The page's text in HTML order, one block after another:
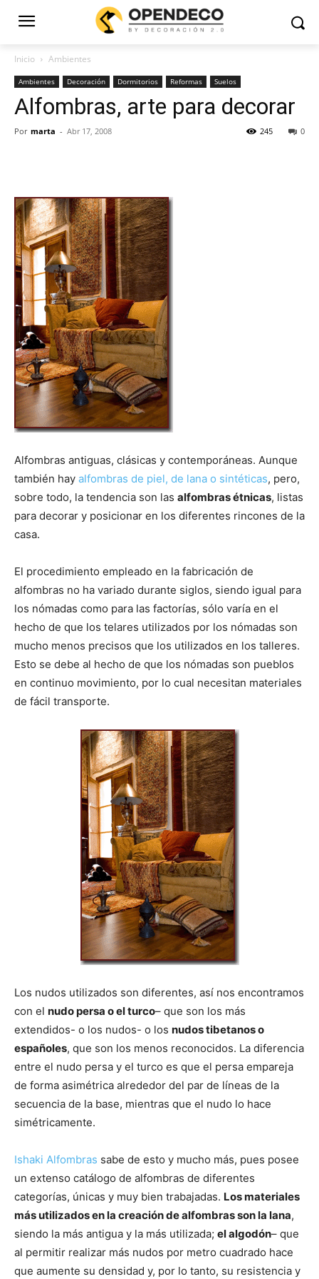
Inicio Ambientes
Ambientes Decoración Dormitorios Reformas Suelos
Alfombras, arte para decorar
Por marta - Abr 17, 2008 0
245
Alfombras antiguas, clásicas y contemporáneas. Aunque
también hay alfombras de piel, de lana o sintéticas, pero,
sobre todo, la tendencia son las alfombras étnicas, listas
para decorar y posicionar en los diferentes rincones de la
casa.
El procedimiento empleado en la fabricación de
alfombras no ha variado durante siglos, siendo igual para
los nómadas como para las factorías, sólo varía en el
hecho de que los telares utilizados por los nómadas son
mucho menos precisos que los utilizados en los talleres.
Esto se debe al hecho de que los nómadas son pueblos
en continuo movimiento, por lo cual necesitan materiales
de fácil transporte.
Los nudos utilizados son diferentes, así nos encontramos
con el nudo persa o el turco– que son los más
extendidos- o los nudos- o los nudos tibetanos o
españoles, que son los menos reconocidos. La diferencia
entre el nudo persa y el turco es que el persa empareja
de forma asimétrica alrededor del par de líneas de la
secuencia de la base, mientras que el nudo lo hace
simétricamente.
Ishaki Alfombras sabe de esto y mucho más, pues posee
un extenso catálogo de alfombras de diferentes
categorías, únicas y muy bien trabajadas. Los materiales
más utilizados en la creación de alfombras son la lana,
siendo la más antigua y la más utilizada; el algodón– que
al permitir realizar más nudos por metro cuadrado hace
que aumente su densidad y, por lo tanto, su resistencia y